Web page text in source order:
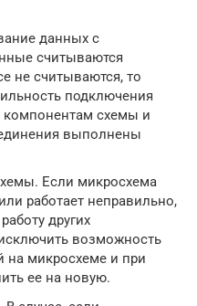
данных с
считываются
не считываются, то
подключения
схемы и
выполнены
Если микросхема
работает неправильно,
других
возможность
на микросхеме и при
ее на новую.